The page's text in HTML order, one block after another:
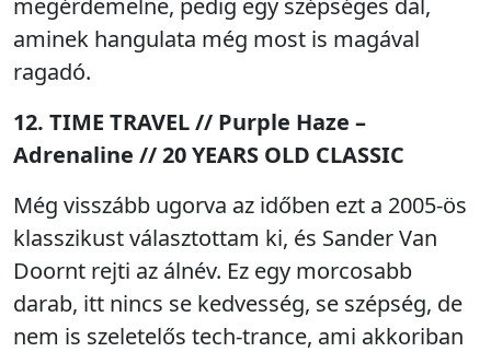
megérdemelne, pedig egy szépséges dal,
aminek hangulata még most is magával
ragadó.
12. TIME TRAVEL // Purple Haze –
Adrenaline // 20 YEARS OLD CLASSIC
Még visszább ugorva az időben ezt a 2005-ös
klasszikust választottam ki, és Sander Van
Doornt rejti az álnév. Ez egy morcosabb
darab, itt nincs se kedvesség, se szépség, de
nem is szeletelős tech-trance, ami akkoriban